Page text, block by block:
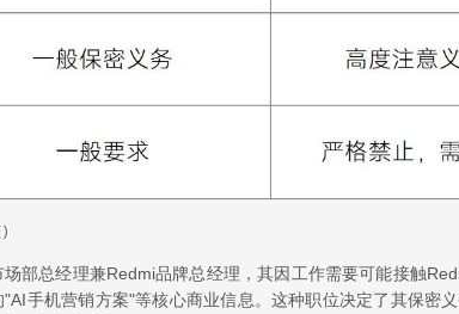
部总经理兼Redmi品牌总经理，其因工作需要可能接触
手机营销方案"等核心商业信息。这种职位决定了其保密